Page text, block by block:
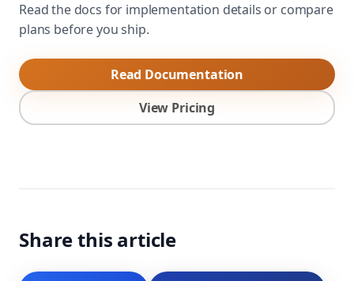
Read the docs for implementation details or compare
plans before you ship.
Read Documentation
View Pricing
Share this article